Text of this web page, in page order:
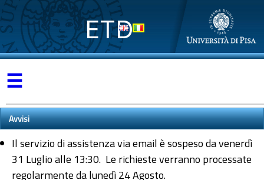
ETD
☰
Avvisi
Il servizio di assistenza via email è sospeso da venerdì
31 Luglio alle 13:30. Le richieste verranno processate
regolarmente da lunedì 24 Agosto.